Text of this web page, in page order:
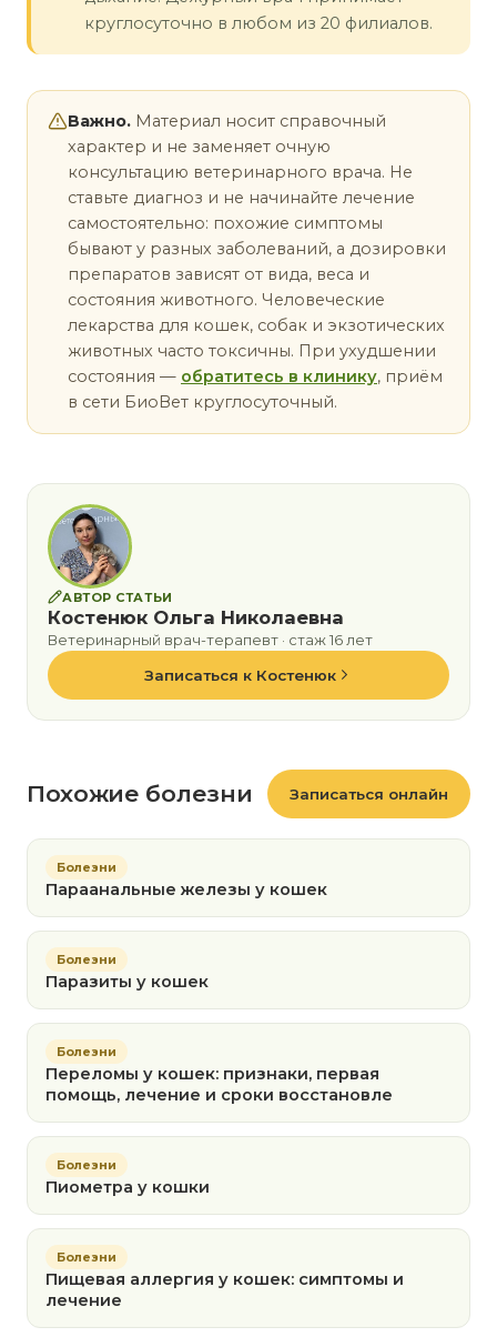
круглосуточно в любом из 20 филиалов.
Важно. Материал носит справочный
характер и не заменяет очную
консультацию ветеринарного врача. Не
ставьте диагноз и не начинайте лечение
самостоятельно: похожие симптомы
бывают у разных заболеваний, а дозировки
препаратов зависят от вида, веса и
состояния животного. Человеческие
лекарства для кошек, собак и экзотических
животных часто токсичны. При ухудшении
состояния — обратитесь в клинику, приём
в сети БиоВет круглосуточный.
АВТОР СТАТЬИ
Костенюк Ольга Николаевна
Ветеринарный врач-терапевт · стаж 16 лет
Записаться к Костенюк
Похожие болезни Записаться онлайн
Болезни
Параанальные железы у кошек
Болезни
Паразиты у кошек
Болезни
Переломы у кошек: признаки, первая
помощь, лечение и сроки восстановле
Болезни
Пиометра у кошки
Болезни
Пищевая аллергия у кошек: симптомы и
лечение